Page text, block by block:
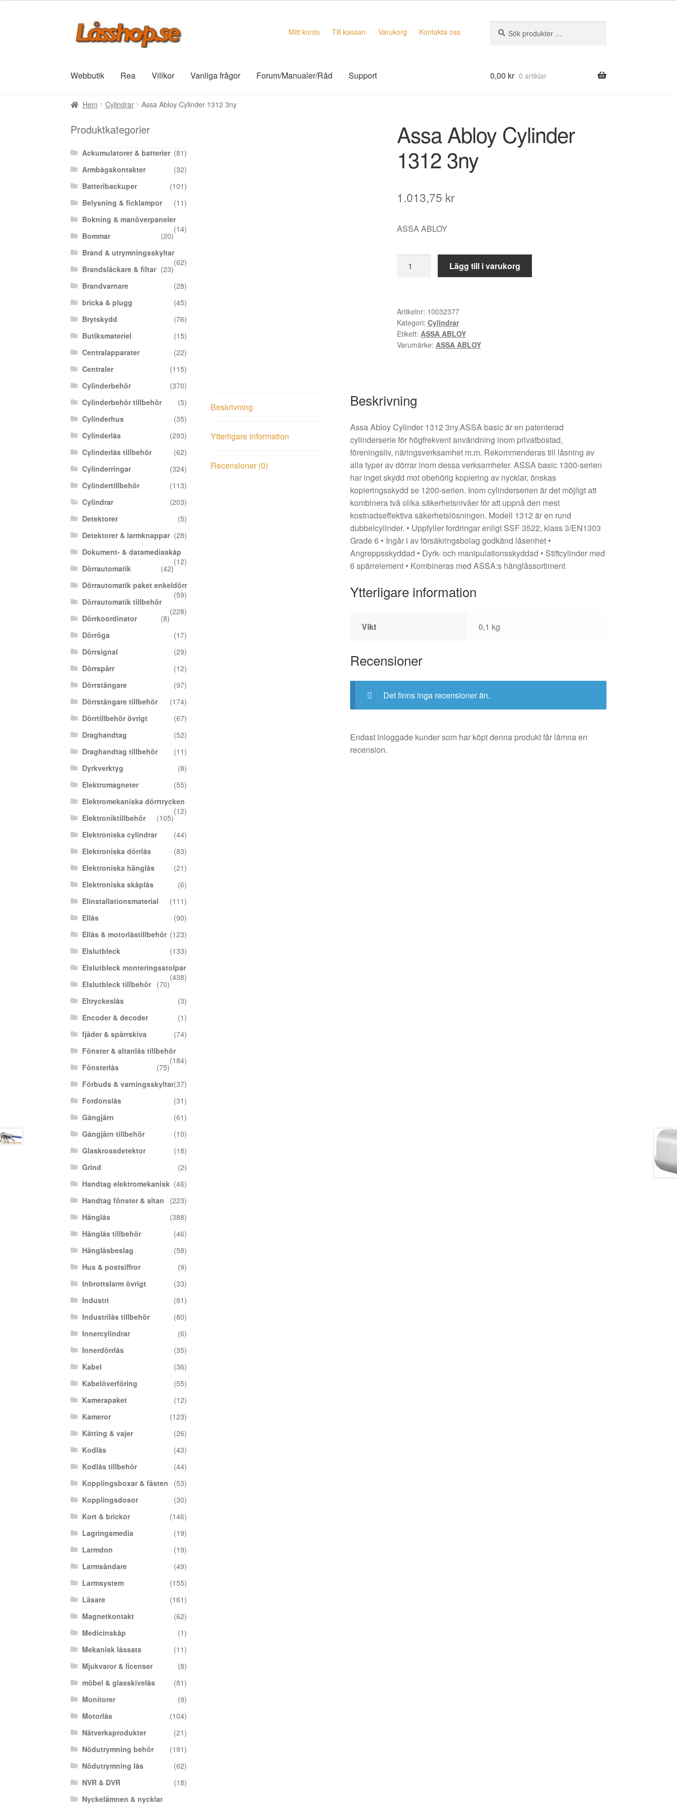
Hoppa
till
Hoppa
till
Mitt konto Till kassan Varukorg Kontakta oss
efter:
Webbutik Rea Villkor Vanliga frågor Forum/Manualer/Råd Support 0,00 kr 0 artiklar
Hem Cylindrar Assa Abloy Cylinder 1312 3ny
Assa Abloy Cylinder
1312 3ny
1.013,75 kr
ASSA ABLOY
Abloy
3ny
mängd
Lägg till i varukorg
Artikelnr: 10032377
Kategori: Cylindrar
Etikett: ASSA ABLOY
Varumärke: ASSA ABLOY
Beskrivning
Ytterligare information
Recensioner (0)
Beskrivning
Assa Abloy Cylinder 1312 3ny.ASSA basic är en patenterad
cylinderserie för högfrekvent användning inom privatbostad,
föreningsliv, näringsverksamhet m.m. Rekommenderas till låsning av
alla typer av dörrar inom dessa verksamheter. ASSA basic 1300-serien
har inget skydd mot obehörig kopiering av nycklar, önskas
kopieringsskydd se 1200-serien. Inom cylinderserien är det möjligt att
kombinera två olika säkerhetsnivåer för att uppnå den mest
kostnadseffektiva säkerhetslösningen. Modell 1312 är en rund
dubbelcylinder. • Uppfyller fordringar enligt SSF 3522, klass 3/EN1303
Grade 6 • Ingår i av försäkringsbolag godkänd låsenhet •
Angreppsskyddad • Dyrk- och manipulationsskyddad • Stiftcylinder med
6 spärrelement • Kombineras med ASSA:s hänglåssortiment
Ytterligare information
Vikt 0,1 kg
Recensioner
Det finns inga recensioner än.
Endast inloggade kunder som har köpt denna produkt får lämna en
recension.
Produktkategorier
Ackumulatorer & batterier (81)
Armbågskontakter
(32)
Batteribackuper
(101)
Belysning & ficklampor
(11)
Bokning & manöverpaneler
(14)
Bommar
(20)
Brand & utrymningsskyltar
(62)
Brandsläckare & filtar (23)
Brandvarnare
(28)
bricka & plugg
(45)
Brytskydd
(76)
Butiksmateriel
(15)
Centralapparater
(22)
Centraler
(115)
Cylinderbehör
(370)
Cylinderbehör tillbehör
(5)
Cylinderhus
(35)
Cylinderlås
(293)
Cylinderlås tillbehör
(62)
Cylinderringar
(324)
Cylindertillbehör
(113)
Cylindrar
(203)
Detektorer
(5)
Detektorer & larmknappar (28)
Dokument- & datamediaskåp
(12)
Dörrautomatik
(42)
Dörrautomatik paket enkeldörr
(59)
Dörrautomatik tillbehör
(228)
Dörrkoordinator
(8)
Dörröga
(17)
Dörrsignal
(29)
Dörrspärr
(12)
Dörrstängare
(97)
Dörrstängare tillbehör
(174)
Dörrtillbehör övrigt
(67)
Draghandtag
(52)
Draghandtag tillbehör
(11)
Dyrkverktyg
(8)
Elektromagneter
(55)
Elektromekaniska dörrtrycken
(12)
Elektroniktillbehör
(105)
Elektroniska cylindrar
(44)
Elektroniska dörrlås
(83)
Elektroniska hänglås
(21)
Elektroniska skåplås
(6)
Elinstallationsmaterial
(111)
Ellås
(90)
Ellås & motorlåstillbehör (123)
Elslutbleck
(133)
Elslutbleck monteringsstolpar
(438)
Elslutbleck tillbehör
(70)
Eltryckeslås
(3)
Encoder & decoder
(1)
fjäder & spärrskiva
(74)
Fönster & altanlås tillbehör
(184)
Fönsterlås
(75)
Förbuds & varningsskyltar(37)
Fordonslås
(31)
Gångjärn
(61)
Gångjärn tillbehör
(10)
Glaskrossdetektor
(18)
Grind
(2)
Handtag elektromekanisk (46)
Handtag fönster & altan
(223)
Hänglås
(388)
Hänglås tillbehör
(46)
Hänglåsbeslag
(58)
Hus & postsiffror
(9)
Inbrottslarm övrigt
(33)
Industri
(81)
Industrilås tillbehör
(80)
Innercylindrar
(6)
Innerdörrlås
(35)
Kabel
(36)
Kabelöverföring
(55)
Kamerapaket
(12)
Kameror
(123)
Kätting & vajer
(26)
Kodlås
(43)
Kodlås tillbehör
(44)
Kopplingsboxar & fästen
(53)
Kopplingsdosor
(30)
Kort & brickor
(146)
Lagringsmedia
(19)
Larmdon
(19)
Larmsändare
(49)
Larmsystem
(155)
Läsare
(161)
Magnetkontakt
(62)
Medicinskåp
(1)
Mekanisk låssats
(11)
Mjukvaror & licenser
(8)
möbel & glasskivelås
(81)
Monitorer
(9)
Motorlås
(104)
Nätverksprodukter
(21)
Nödutrymning behör
(191)
Nödutrymning lås
(62)
NVR & DVR
(18)
Nyckelämnen & nycklar